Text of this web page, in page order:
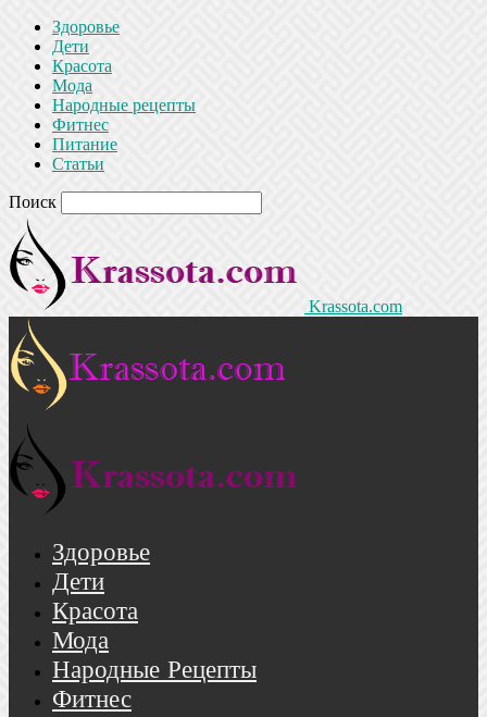
Здоровье
Дети
Красота
Мода
Народные рецепты
Фитнес
Питание
Статьи
Поиск
Krassota.com
Здоровье
Дети
Красота
Мода
Народные Рецепты
Фитнес